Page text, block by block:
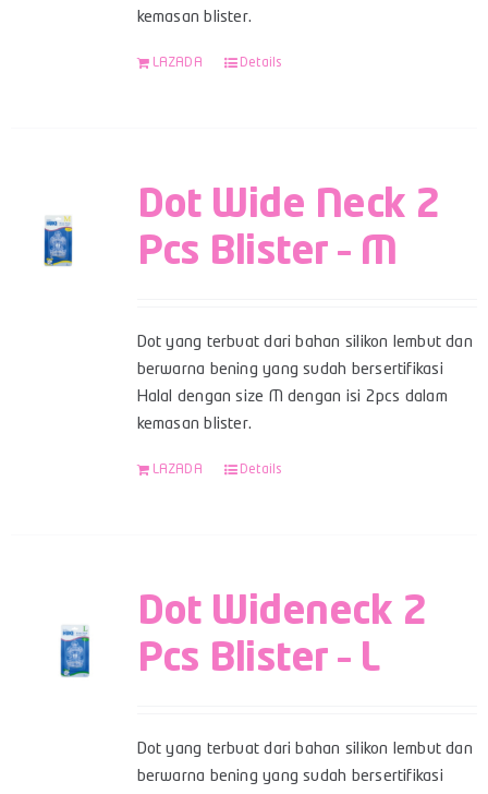
kemasan blister.
LAZADA Details
Dot Wide Neck 2
Pcs Blister – M
Dot yang terbuat dari bahan silikon lembut dan
berwarna bening yang sudah bersertifikasi
Halal dengan size M dengan isi 2pcs dalam
kemasan blister.
LAZADA Details
Dot Wideneck 2
Pcs Blister – L
Dot yang terbuat dari bahan silikon lembut dan
berwarna bening yang sudah bersertifikasi